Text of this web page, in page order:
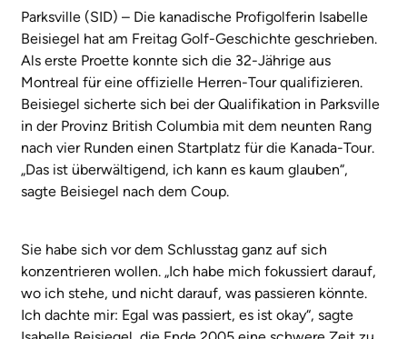
Parksville (SID) – Die kanadische Profigolferin Isabelle
Beisiegel hat am Freitag Golf-Geschichte geschrieben.
Als erste Proette konnte sich die 32-Jährige aus
Montreal für eine offizielle Herren-Tour qualifizieren.
Beisiegel sicherte sich bei der Qualifikation in Parksville
in der Provinz British Columbia mit dem neunten Rang
nach vier Runden einen Startplatz für die Kanada-Tour.
„Das ist überwältigend, ich kann es kaum glauben“,
sagte Beisiegel nach dem Coup.
Sie habe sich vor dem Schlusstag ganz auf sich
konzentrieren wollen. „Ich habe mich fokussiert darauf,
wo ich stehe, und nicht darauf, was passieren könnte.
Ich dachte mir: Egal was passiert, es ist okay“, sagte